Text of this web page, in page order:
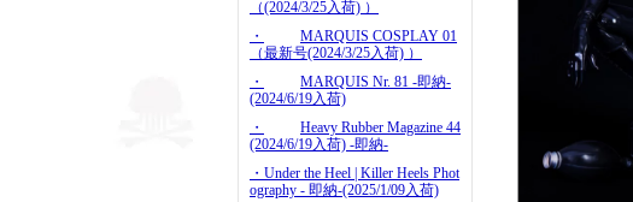
（(2024/3/25入荷) ）
・
MARQUIS COSPLAY 01
（最新号(2024/3/25入荷) ）
・
MARQUIS Nr. 81 -即納-
(2024/6/19入荷)
・
Heavy Rubber Magazine 44
(2024/6/19入荷) -即納-
・Under the Heel | Killer Heels Phot
ography - 即納-(2025/1/09入荷)